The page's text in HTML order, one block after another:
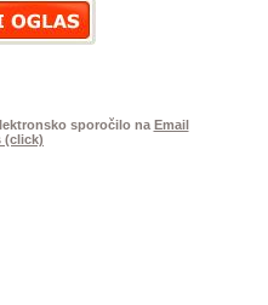
sporočilo na Email
(click)